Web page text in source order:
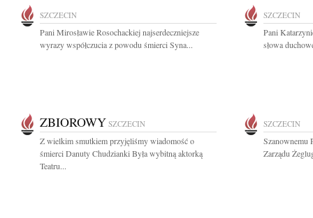
SZCZECIN
Pani Mirosławie Rosochackiej najserdeczniejsze
wyrazy współczucia z powodu śmierci Syna...
SZCZECIN
Pani
słowa
ZBIOROWY SZCZECIN
Z wielkim smutkiem przyjęliśmy wiadomość o
śmierci Danuty Chudzianki Była wybitną aktorką
Teatru...
SZCZECIN
Szanownemu
Zarządu